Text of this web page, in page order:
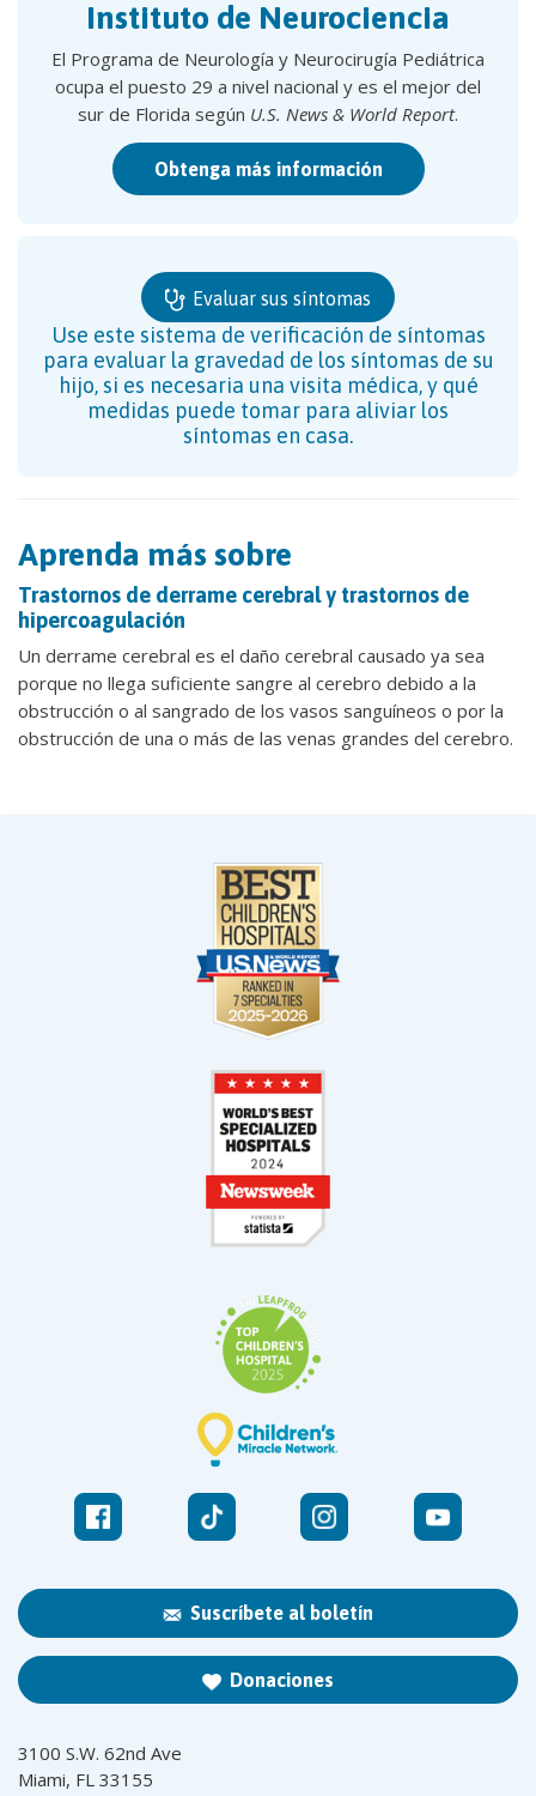
Instituto de Neurociencia
El Programa de Neurología y Neurocirugía Pediátrica
ocupa el puesto 29 a nivel nacional y es el mejor del
sur de Florida según U.S. News & World Report.
Obtenga más información
Evaluar sus síntomas
Use este sistema de verificación de síntomas
para evaluar la gravedad de los síntomas de su
hijo, si es necesaria una visita médica, y qué
medidas puede tomar para aliviar los
síntomas en casa.
Aprenda más sobre
Trastornos de derrame cerebral y trastornos de
hipercoagulación
Un derrame cerebral es el daño cerebral causado ya sea
porque no llega suficiente sangre al cerebro debido a la
obstrucción o al sangrado de los vasos sanguíneos o por la
obstrucción de una o más de las venas grandes del cerebro.
Suscríbete al boletín
Donaciones
3100 S.W. 62nd Ave
Miami, FL 33155